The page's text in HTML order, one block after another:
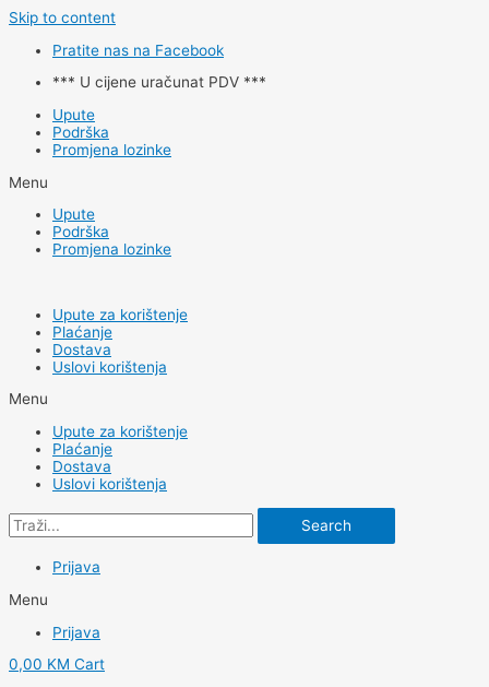
Skip to content
Pratite nas na Facebook
*** U cijene uračunat PDV ***
Upute
Podrška
Promjena lozinke
Menu
Upute
Podrška
Promjena lozinke
Upute za korištenje
Plaćanje
Dostava
Uslovi korištenja
Menu
Upute za korištenje
Plaćanje
Dostava
Uslovi korištenja
Search
Prijava
Menu
Prijava
0,00 KM Cart